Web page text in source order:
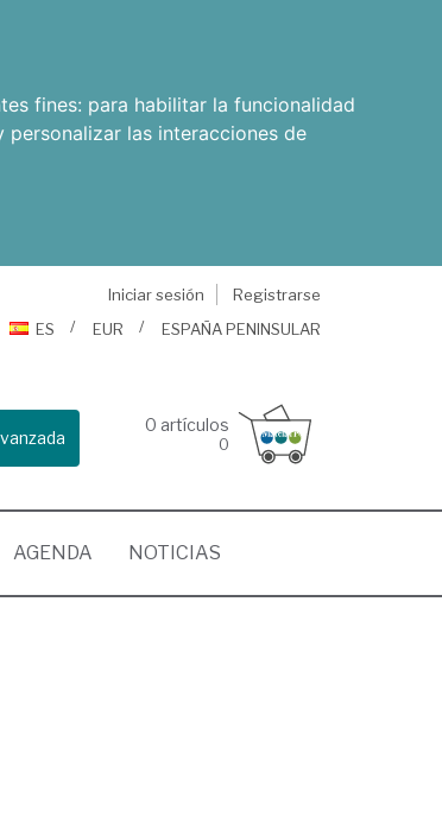
fines: para habilitar la funcionalidad
las interacciones de
Iniciar sesión
Registrarse
ES
EUR ESPAÑA PENINSULAR
0 artículos
0
AGENDA NOTICIAS